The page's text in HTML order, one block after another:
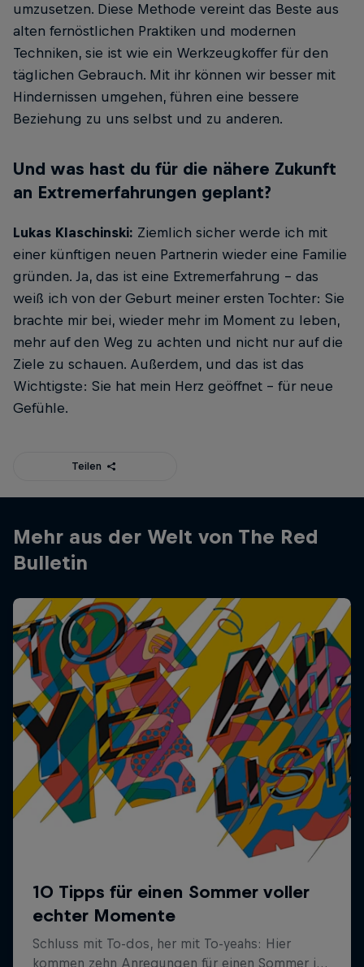
umzusetzen. Diese Methode vereint das Beste aus
alten fernöstlichen Praktiken und modernen
Techniken, sie ist wie ein Werkzeugkoffer für den
täglichen Gebrauch. Mit ihr können wir besser mit
Hindernissen umgehen, führen eine bessere
Beziehung zu uns selbst und zu anderen.
Und was hast du für die nähere Zukunft
an Extremerfahrungen geplant?
Lukas Klaschinski: Ziemlich sicher werde ich mit
einer künftigen neuen Partnerin wieder eine Familie
gründen. Ja, das ist eine Extremerfahrung – das
weiß ich von der Geburt meiner ersten Tochter: Sie
brachte mir bei, wieder mehr im Moment zu leben,
mehr auf den Weg zu achten und nicht nur auf die
Ziele zu schauen. Außerdem, und das ist das
Wichtigste: Sie hat mein Herz geöffnet – für neue
Gefühle.
Teilen
Mehr aus der Welt von The Red
Bulletin